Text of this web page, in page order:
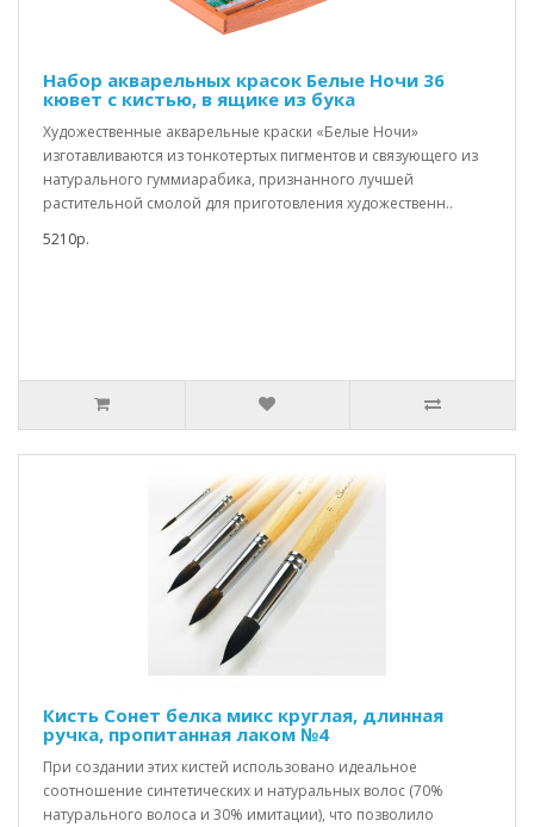
Набор акварельных красок Белые Ночи 36
кювет с кистью, в ящике из бука
Художественные акварельные краски «Белые Ночи»
изготавливаются из тонкотертых пигментов и связующего из
натурального гуммиарабика, признанного лучшей
растительной смолой для приготовления художественн..
5210р.
Кисть Сонет белка микс круглая, длинная
ручка, пропитанная лаком №4
При создании этих кистей использовано идеальное
соотношение синтетических и натуральных волос (70%
натурального волоса и 30% имитации), что позволило